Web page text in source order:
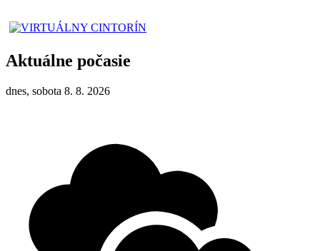
Aktuálne počasie
dnes, sobota 8. 8. 2026